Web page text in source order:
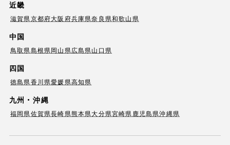
近畿
滋賀県京都府大阪府兵庫県奈良県和歌山県
中国
鳥取県島根県岡山県広島県山口県
四国
徳島県香川県愛媛県高知県
九州・沖縄
福岡県佐賀県長崎県熊本県大分県宮崎県 鹿児島県沖縄県